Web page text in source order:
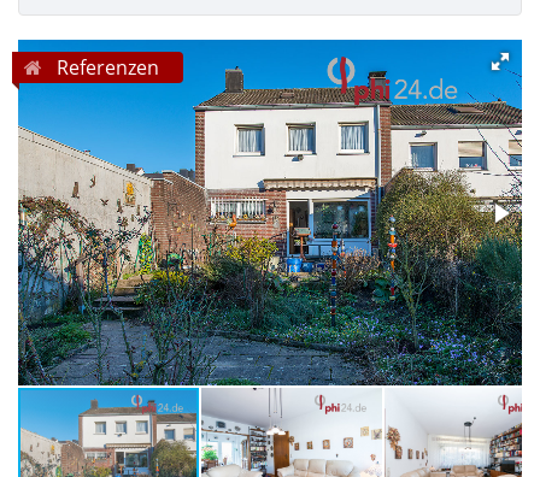
Referenzen